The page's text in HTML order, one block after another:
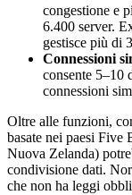
congestione e
6.400 server.
gestisce più di
Connessioni
consente 5–10
connessioni
Oltre alle funzioni,
basate nei paesi
Nuova Zelanda)
condivisione dati.
che non ha leggi